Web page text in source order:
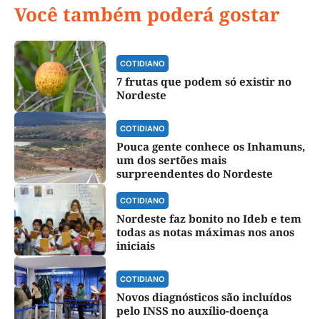
Você também poderá gostar
COTIDIANO
7 frutas que podem só existir no
Nordeste
COTIDIANO
Pouca gente conhece os Inhamuns,
um dos sertões mais
surpreendentes do Nordeste
COTIDIANO
Nordeste faz bonito no Ideb e tem
todas as notas máximas nos anos
iniciais
COTIDIANO
Novos diagnósticos são incluídos
pelo INSS no auxílio-doença